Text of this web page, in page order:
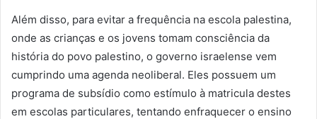
Além disso, para evitar a frequência na escola palestina,
onde as crianças e os jovens tomam consciência da
história do povo palestino, o governo israelense vem
cumprindo uma agenda neoliberal. Eles possuem um
programa de subsídio como estímulo à matricula destes
em escolas particulares, tentando enfraquecer o ensino